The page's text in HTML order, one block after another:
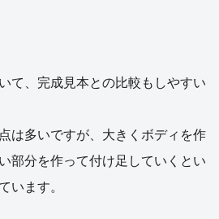
て、完成見本との比較もしやすい
は多いですが、大きくボディを作
部分を作って付け足していくとい
います。